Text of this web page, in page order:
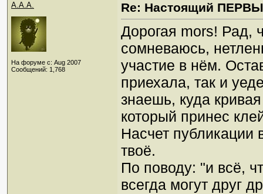
A.A.A.
На форуме с: Aug 2007
Сообщений: 1,768
Re: Настоящий
Дорогая mors! Рад,
сомневаюсь,
участие в нём.
приехала, так и
знаешь, куда
который принес
Насчет публикации
твоё.
По поводу: "и всё,
всегда могут друг